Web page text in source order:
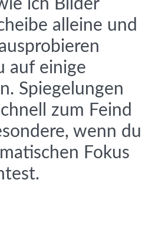
ich Bilder
alleine und
auf einige
Spiegelungen
zum Feind
wenn du
Fokus